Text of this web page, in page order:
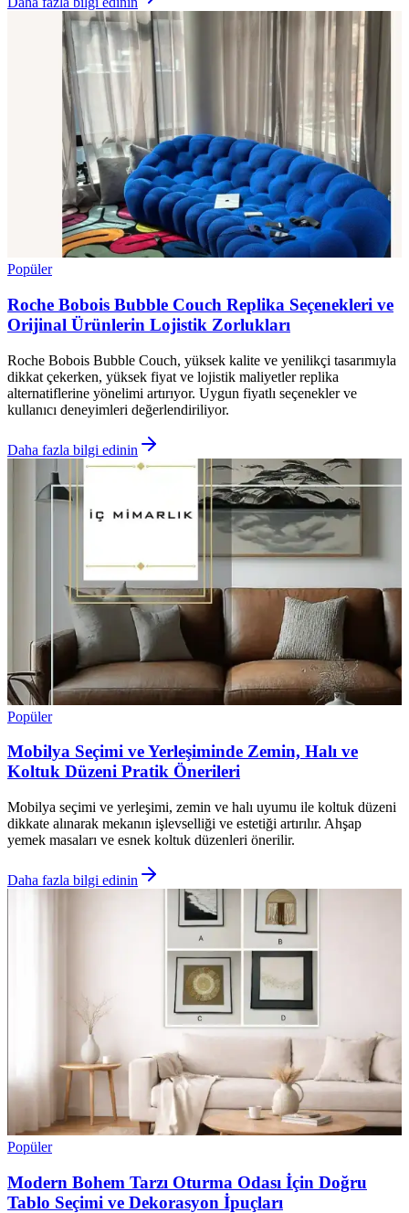
Popüler
Roche Bobois Bubble Couch Replika Seçenekleri ve
Orijinal Ürünlerin Lojistik Zorlukları
Roche Bobois Bubble Couch, yüksek kalite ve yenilikçi tasarımıyla
dikkat çekerken, yüksek fiyat ve lojistik maliyetler replika
alternatiflerine yönelimi artırıyor. Uygun fiyatlı seçenekler ve
kullanıcı deneyimleri değerlendiriliyor.
Daha fazla bilgi edinin
Popüler
Mobilya Seçimi ve Yerleşiminde Zemin, Halı ve
Koltuk Düzeni Pratik Önerileri
Mobilya seçimi ve yerleşimi, zemin ve halı uyumu ile koltuk düzeni
dikkate alınarak mekanın işlevselliği ve estetiği artırılır. Ahşap
yemek masaları ve esnek koltuk düzenleri önerilir.
Daha fazla bilgi edinin
Popüler
Modern Bohem Tarzı Oturma Odası İçin Doğru
Tablo Seçimi ve Dekorasyon İpuçları